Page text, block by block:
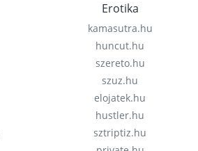
Erotika
kamasutra.hu
huncut.hu
szereto.hu
szuz.hu
elojatek.hu
hustler.hu
sztriptiz.hu